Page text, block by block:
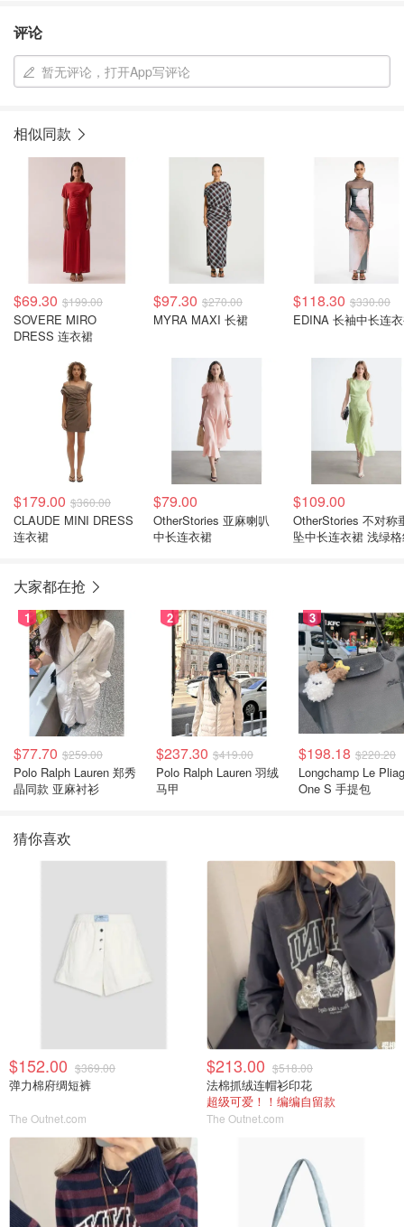
评论
暂无评论，打开App写评论
相似同款
$69.30 $199.00
SOVERE MIRO
DRESS 连衣裙
$97.30 $270.00
MYRA MAXI 长裙
$118.30 $330.00
EDINA 长袖中长连
$179.00 $360.00
CLAUDE MINI DRESS
连衣裙
$79.00
OtherStories 亚麻喇叭
中长连衣裙
$109.00
OtherStories 不对称
坠中长连衣裙 浅绿
大家都在抢
1
$77.70 $259.00
Polo Ralph Lauren 郑秀
晶同款 亚麻衬衫
2
$237.30 $419.00
Polo Ralph Lauren 羽绒
马甲
3
$198.18 $220.20
Longchamp Le
One S 手提包
猜你喜欢
$152.00 $369.00
弹力棉府绸短裤
The Outnet.com
$213.00 $518.00
法棉抓绒连帽衫印花
超级可爱！！编编自留款
The Outnet.com